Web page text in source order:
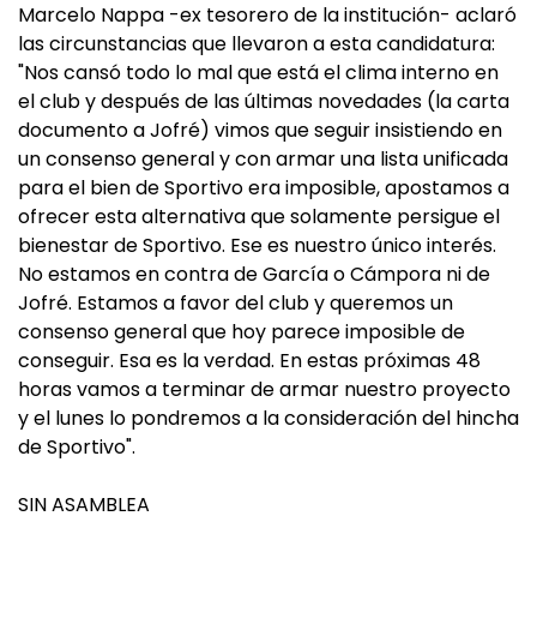
Marcelo Nappa -ex tesorero de la institución- aclaró
las circunstancias que llevaron a esta candidatura:
"Nos cansó todo lo mal que está el clima interno en
el club y después de las últimas novedades (la carta
documento a Jofré) vimos que seguir insistiendo en
un consenso general y con armar una lista unificada
para el bien de Sportivo era imposible, apostamos a
ofrecer esta alternativa que solamente persigue el
bienestar de Sportivo. Ese es nuestro único interés.
No estamos en contra de García o Cámpora ni de
Jofré. Estamos a favor del club y queremos un
consenso general que hoy parece imposible de
conseguir. Esa es la verdad. En estas próximas 48
horas vamos a terminar de armar nuestro proyecto
y el lunes lo pondremos a la consideración del hincha
de Sportivo".
SIN ASAMBLEA